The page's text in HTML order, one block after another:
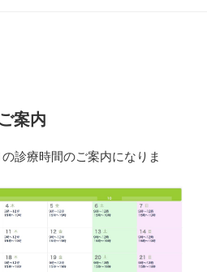
案内
診療時間のご案内になりま